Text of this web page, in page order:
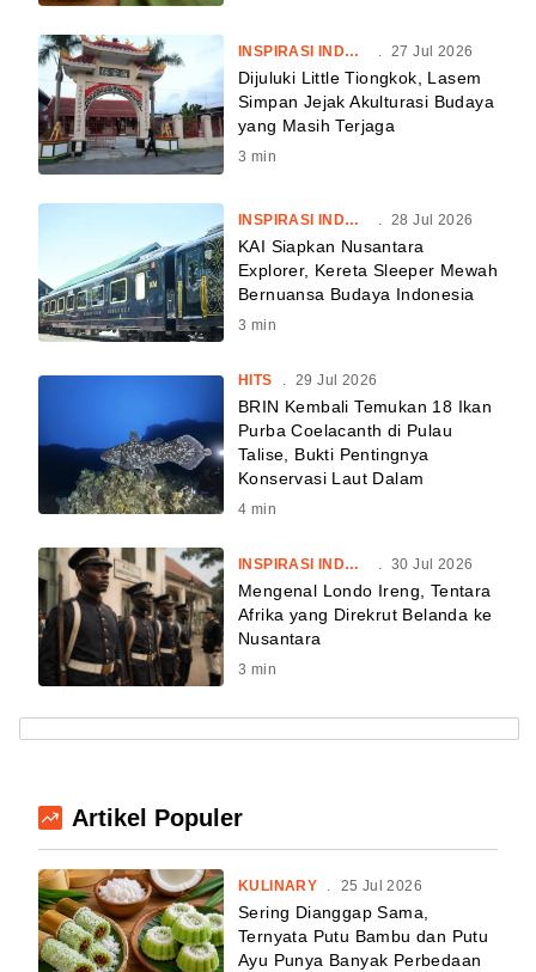
INSPIRASI INDONESIA . 27 Jul 2026
Dijuluki Little Tiongkok, Lasem
Simpan Jejak Akulturasi Budaya
yang Masih Terjaga
3 min
INSPIRASI INDONESIA 28 Jul 2026
KAI Siapkan Nusantara
Explorer, Kereta Sleeper Mewah
Bernuansa Budaya Indonesia
3 min
HITS 29 Jul 2026
BRIN Kembali Temukan 18 Ikan
Purba Coelacanth di Pulau
Talise, Bukti Pentingnya
Konservasi Laut Dalam
4 min
INSPIRASI INDONESIA . 30 Jul 2026
Mengenal Londo Ireng, Tentara
Afrika yang Direkrut Belanda ke
Nusantara
3 min
Artikel Populer
KULINARY . 25 Jul 2026
Sering Dianggap Sama,
Ternyata Putu Bambu dan Putu
Ayu Punya Banyak Perbedaan